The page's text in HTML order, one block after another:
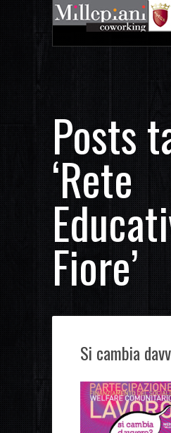
Posts
‘Rete
Fiore’
Si cambia